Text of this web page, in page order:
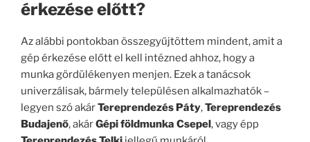
érkezése előtt?
Az alábbi pontokban összegyűjtöttem mindent, amit a
gép érkezése előtt el kell intézned ahhoz, hogy a
munka gördülékenyen menjen. Ezek a tanácsok
univerzálisak, bármely településen alkalmazhatók –
legyen szó akárTereprendezés Páty,Tereprendezés
Budajenő, akárGépi földmunka Csepel, vagy épp